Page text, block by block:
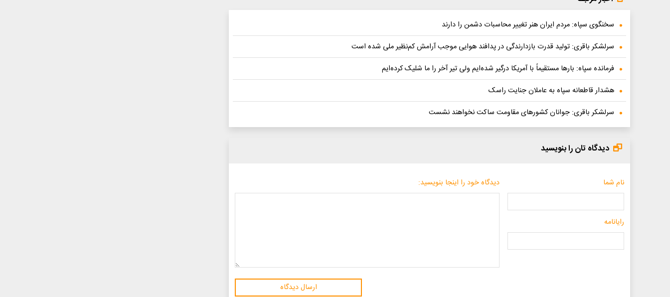
سخنگوی سپاه: مردم ایران هنر تغییر محاسبات دشمن را دارند
سرلشکر باقری: تولید قدرت بازدارندگی در پدافند هوایی موجب آرامش کم‌نظیر ملی شده است
فرمانده سپاه: بارها مستقیماً با آمریکا درگیر شده‌ایم ولی ‌تیر آخر را ما شلیک کرده‌ایم
هشدار قاطعانه سپاه به عاملان جنایت راسک
سرلشکر باقری: جوانان کشورهای مقاومت ساکت نخواهند نشست
دیدگاه تان را بنویسید
نام شما
رایانامه
دیدگاه خود را اینجا بنویسید:
ارسال دیدگاه